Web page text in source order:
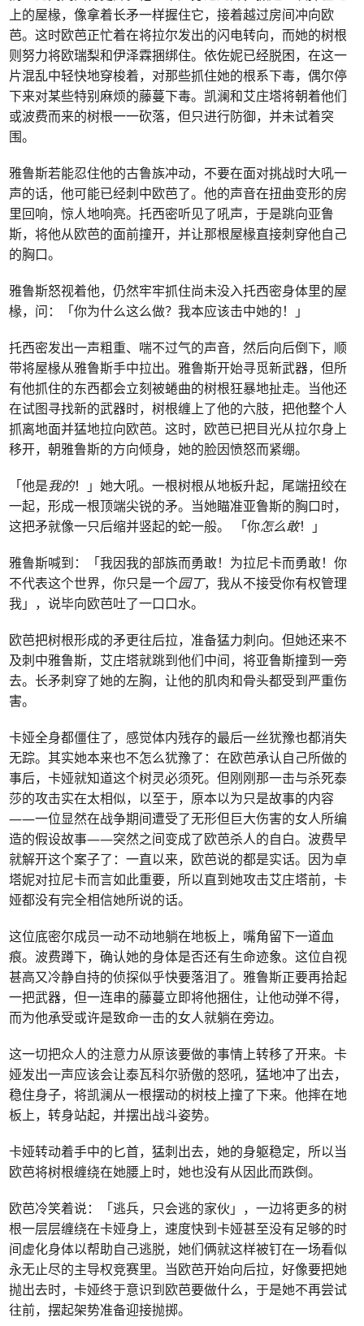
上的屋椽，像拿着长矛一样握住它，接着越过房间冲向欧
芭。这时欧芭正忙着在将拉尔发出的闪电转向，而她的树根
则努力将欧瑞梨和伊泽霖捆绑住。依佐妮已经脱困，在这一
片混乱中轻快地穿梭着，对那些抓住她的根系下毒，偶尔停
下来对某些特别麻烦的藤蔓下毒。凯澜和艾庄塔将朝着他们
或波费而来的树根一一砍落，但只进行防御，并未试着突
围。
雅鲁斯若能忍住他的古鲁族冲动，不要在面对挑战时大吼一
声的话，他可能已经刺中欧芭了。他的声音在扭曲变形的房
里回响，惊人地响亮。托西密听见了吼声，于是跳向亚鲁
斯，将他从欧芭的面前撞开，并让那根屋椽直接刺穿他自己
的胸口。
雅鲁斯怒视着他，仍然牢牢抓住尚未没入托西密身体里的屋
椽，问：「你为什么这么做？我本应该击中她的！」
托西密发出一声粗重、喘不过气的声音，然后向后倒下，顺
带将屋椽从雅鲁斯手中拉出。雅鲁斯开始寻觅新武器，但所
有他抓住的东西都会立刻被蜷曲的树根狂暴地扯走。当他还
在试图寻找新的武器时，树根缠上了他的六肢，把他整个人
抓离地面并猛地拉向欧芭。这时，欧芭已把目光从拉尔身上
移开，朝雅鲁斯的方向倾身，她的脸因愤怒而紧绷。
「他是我的！」她大吼。一根树根从地板升起，尾端扭绞在
一起，形成一根顶端尖锐的矛。当她瞄准亚鲁斯的胸口时，
这把矛就像一只后缩并竖起的蛇一般。 「你怎么敢！」
雅鲁斯喊到：「我因我的部族而勇敢！为拉尼卡而勇敢！你
不代表这个世界，你只是一个园丁，我从不接受你有权管理
我」，说毕向欧芭吐了一口口水。
欧芭把树根形成的矛更往后拉，准备猛力刺向。但她还来不
及刺中雅鲁斯，艾庄塔就跳到他们中间，将亚鲁斯撞到一旁
去。长矛刺穿了她的左胸，让他的肌肉和骨头都受到严重伤
害。
卡娅全身都僵住了，感觉体内残存的最后一丝犹豫也都消失
无踪。其实她本来也不怎么犹豫了：在欧芭承认自己所做的
事后，卡娅就知道这个树灵必须死。但刚刚那一击与杀死泰
莎的攻击实在太相似，以至于，原本以为只是故事的内容
——一位显然在战争期间遭受了无形但巨大伤害的女人所编
造的假设故事——突然之间变成了欧芭杀人的自白。波费早
就解开这个案子了：一直以来，欧芭说的都是实话。因为卓
塔妮对拉尼卡而言如此重要，所以直到她攻击艾庄塔前，卡
娅都没有完全相信她所说的话。
这位底密尔成员一动不动地躺在地板上，嘴角留下一道血
痕。波费蹲下，确认她的身体是否还有生命迹象。这位自视
甚高又冷静自持的侦探似乎快要落泪了。雅鲁斯正要再拾起
一把武器，但一连串的藤蔓立即将他捆住，让他动弹不得，
而为他承受或许是致命一击的女人就躺在旁边。
这一切把众人的注意力从原该要做的事情上转移了开来。卡
娅发出一声应该会让泰瓦科尔骄傲的怒吼，猛地冲了出去，
稳住身子，将凯澜从一根摆动的树枝上撞了下来。他摔在地
板上，转身站起，并摆出战斗姿势。
卡娅转动着手中的匕首，猛刺出去，她的身躯稳定，所以当
欧芭将树根缠绕在她腰上时，她也没有从因此而跌倒。
欧芭冷笑着说：「逃兵，只会逃的家伙」，一边将更多的树
根一层层缠绕在卡娅身上，速度快到卡娅甚至没有足够的时
间虚化身体以帮助自己逃脱，她们俩就这样被钉在一场看似
永无止尽的主导权竞赛里。当欧芭开始向后拉，好像要把她
抛出去时，卡娅终于意识到欧芭要做什么，于是她不再尝试
往前，摆起架势准备迎接抛掷。